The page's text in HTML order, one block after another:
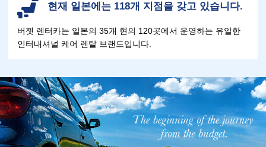
현재 일본에는 118개 지점을 갖고 있습니다.
버젯 렌터카는 일본의 35개 현의 120곳에서 운영하는 유일한
인터내셔널 케어 렌탈 브랜드입니다.